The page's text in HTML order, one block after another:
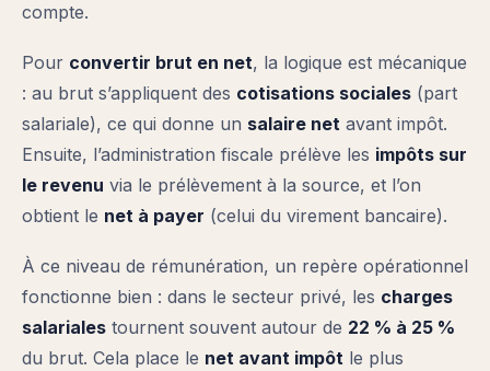
compte.
Pour convertir brut en net, la logique est mécanique
: au brut s’appliquent des cotisations sociales (part
salariale), ce qui donne un salaire net avant impôt.
Ensuite, l’administration fiscale prélève les impôts sur
le revenu via le prélèvement à la source, et l’on
obtient le net à payer (celui du virement bancaire).
À ce niveau de rémunération, un repère opérationnel
fonctionne bien : dans le secteur privé, les charges
salariales tournent souvent autour de 22 % à 25 %
du brut. Cela place le net avant impôt le plus